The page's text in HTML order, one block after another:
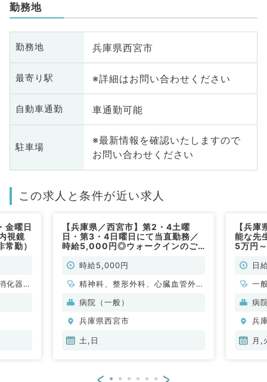
勤務地
勤務地 兵庫県西宮市
最寄り駅 ※詳細はお問い合わせください
自動車通勤 車通勤可能
駐車場
※最新情報を確認いたしますので
お問い合わせください
この求人と条件が近い求人
金曜日
視鏡
勤）
化器外
【兵庫県／西宮市】第2・4土曜
日・第3・4日曜日にて当直勤務／
時給5,000円◎ウォークインのご
問／非常勤）
時給5,000円
精神科、整形外科、心臓血管外
科、一般内科、循環器内科、呼吸
外科系全般、一般外科、消化器外
科
病院（一般）
兵庫県西宮市
土,日
【兵
能な先
5万円
日
一
病
兵
月,